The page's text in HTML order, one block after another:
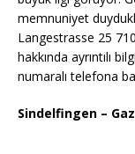
memnuniyet
Langestrasse 25
hakkında ayrıntılı
numaralı telefona
Sindelfingen –